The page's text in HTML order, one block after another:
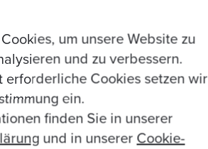
um unsere Website zu
und zu verbessern.
erforderliche Cookies setzen wir
ein.
finden Sie in unserer
und in unserer Cookie-
Impressum
Datenschutzerklärung